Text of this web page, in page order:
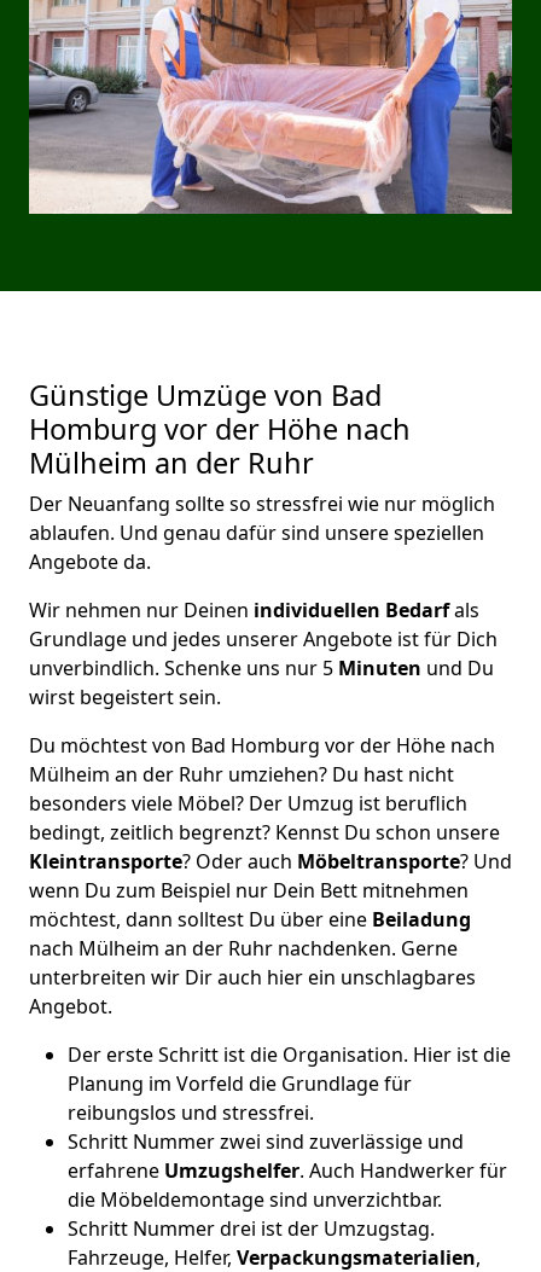
Günstige Umzüge von Bad
Homburg vor der Höhe nach
Mülheim an der Ruhr
Der Neuanfang sollte so stressfrei wie nur möglich
ablaufen. Und genau dafür sind unsere speziellen
Angebote da.
Wir nehmen nur Deinen individuellen Bedarfals
Grundlage und jedes unserer Angebote ist für Dich
unverbindlich. Schenke uns nur 5 Minuten und Du
wirst begeistert sein.
Du möchtest von Bad Homburg vor der Höhe nach
Mülheim an der Ruhr umziehen? Du hast nicht
besonders viele Möbel? Der Umzug ist beruflich
bedingt, zeitlich begrenzt? Kennst Du schon unsere
Kleintransporte? Oder auch Möbeltransporte? Und
wenn Du zum Beispiel nur Dein Bett mitnehmen
möchtest, dann solltest Du über eine Beiladung
nach Mülheim an der Ruhr nachdenken. Gerne
unterbreiten wir Dir auch hier ein unschlagbares
Angebot.
Der erste Schritt ist die Organisation. Hier ist die
Planung im Vorfeld die Grundlage für
reibungslos und stressfrei.
Schritt Nummer zwei sind zuverlässige und
erfahrene Umzugshelfer. Auch Handwerker für
die Möbeldemontage sind unverzichtbar.
Schritt Nummer drei ist der Umzugstag.
Fahrzeuge, Helfer, Verpackungsmaterialien,